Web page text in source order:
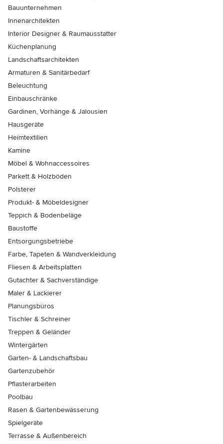
Bauunternehmen
Innenarchitekten
Interior Designer & Raumausstatter
Küchenplanung
Landschaftsarchitekten
Armaturen & Sanitärbedarf
Beleuchtung
Einbauschränke
Gardinen, Vorhänge & Jalousien
Hausgeräte
Heimtextilien
Kamine
Möbel & Wohnaccessoires
Parkett & Holzböden
Polsterer
Produkt- & Möbeldesigner
Teppich & Bodenbeläge
Baustoffe
Entsorgungsbetriebe
Farbe, Tapeten & Wandverkleidung
Fliesen & Arbeitsplatten
Gutachter & Sachverständige
Maler & Lackierer
Planungsbüros
Tischler & Schreiner
Treppen & Geländer
Wintergärten
Garten- & Landschaftsbau
Gartenzubehör
Pflasterarbeiten
Poolbau
Rasen & Gartenbewässerung
Spielgeräte
Terrasse & Außenbereich